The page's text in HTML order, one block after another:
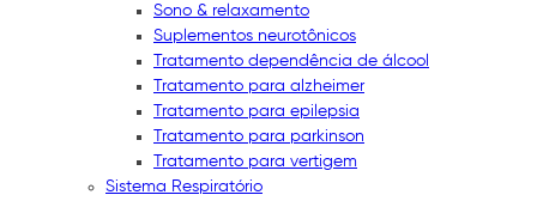
Sono & relaxamento
Suplementos neurotônicos
Tratamento dependência de álcool
Tratamento para alzheimer
Tratamento para epilepsia
Tratamento para parkinson
Tratamento para vertigem
Sistema Respiratório